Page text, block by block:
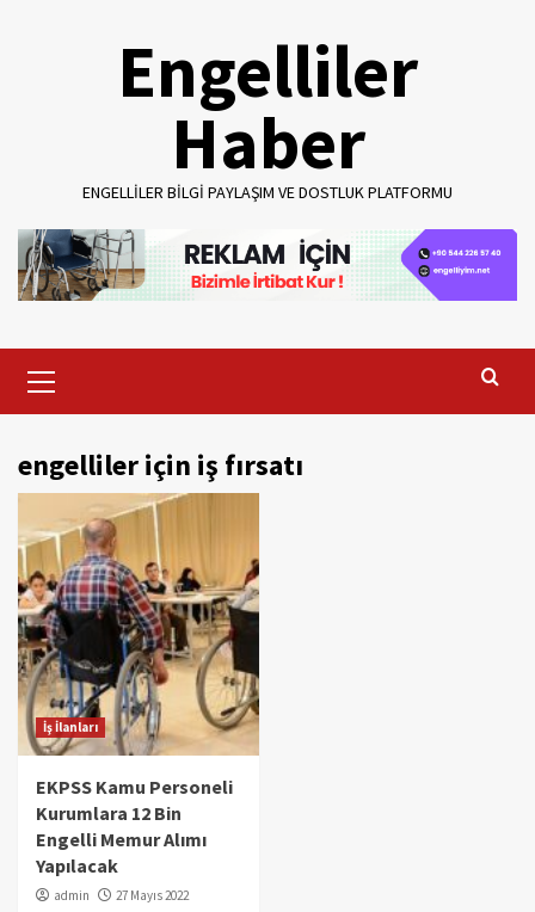
Engelliler
Haber
ENGELLILER BILGI PAYLAŞIM VE DOSTLUK PLATFORMU
Menu
engelliler için iş fırsatı
İş İlanları
EKPSS Kamu Personeli
Kurumlara 12 Bin
Engelli Memur Alımı
Yapılacak
admin 27 Mayıs 2022